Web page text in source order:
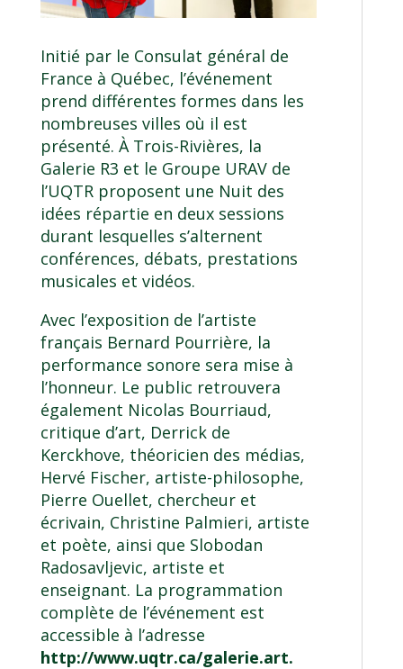
Initié par le Consulat général de
France à Québec, l’événement
prend différentes formes dans les
nombreuses villes où il est
présenté. À Trois-Rivières, la
Galerie R3 et le Groupe URAV de
l’UQTR proposent une Nuit des
idées répartie en deux sessions
durant lesquelles s’alternent
conférences, débats, prestations
musicales et vidéos.
Avec l’exposition de l’artiste
français Bernard Pourrière, la
performance sonore sera mise à
l’honneur. Le public retrouvera
également Nicolas Bourriaud,
critique d’art, Derrick de
Kerckhove, théoricien des médias,
Hervé Fischer, artiste-philosophe,
Pierre Ouellet, chercheur et
écrivain, Christine Palmieri, artiste
et poète, ainsi que Slobodan
Radosavljevic, artiste et
enseignant. La programmation
complète de l’événement est
accessible à l’adresse
http://www.uqtr.ca/galerie.art.